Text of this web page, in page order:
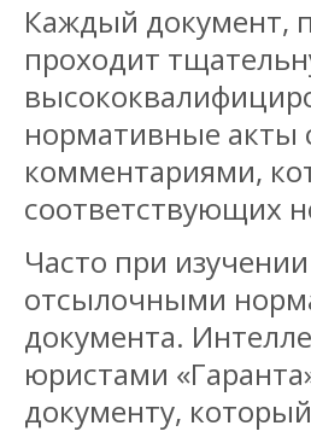
Каждый документ,
проходит
нормативные
комментариями,
соответствующих
Часто при
отсылочными
документа.
юристами
документу,